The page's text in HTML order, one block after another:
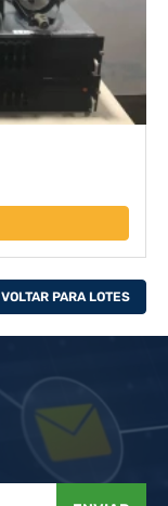
VOLTAR PARA LOTES